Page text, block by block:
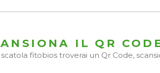
IL QR
scatola fitobios troverai un Qr Code,